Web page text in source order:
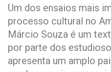
Um dos ensaios mais
processo cultural no
Márcio Souza é um
por parte dos
apresenta um amplo